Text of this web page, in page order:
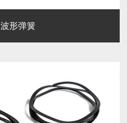
波形弹簧